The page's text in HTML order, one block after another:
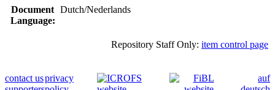
Document
Language:
Dutch/Nederlands
Repository Staff Only: item control page
contact usprivacy
auf